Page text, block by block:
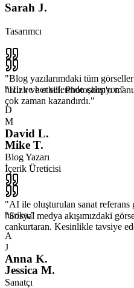
Sarah J.
Tasarımcı
"Blog yazılarımdaki tüm
hızlı ve her seferinde çalışıyor."
D
David L.
Blog Yazarı
"AI ile oluşturulan sanat
harika."
A
Anna K.
Sanatçı
"Hızlı ve etkili. Photoshop'u
çok zaman kazandırdı."
M
Mike T.
İçerik Üreticisi
"Sosyal medya akışımızdaki
cankurtaran. Kesinlikle tavsiye
J
Jessica M.